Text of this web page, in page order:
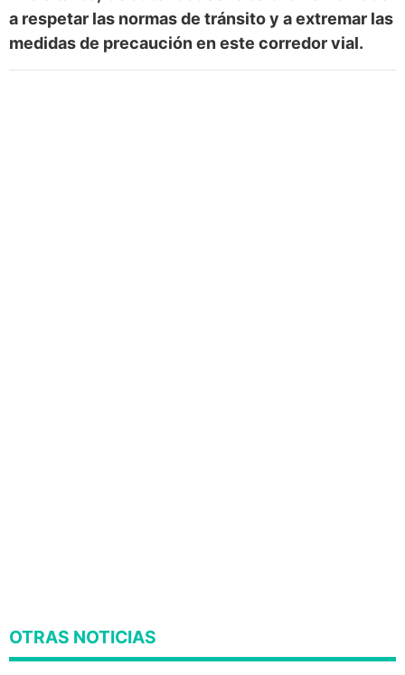
a respetar las normas de tránsito y a extremar las
medidas de precaución en este corredor vial.
OTRAS NOTICIAS